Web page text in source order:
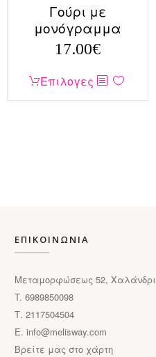
Γούρι με
μονόγραμμα
17.00€
Επιλογες
Αυτό
το
να
σελίδα
ΕΠΙΚΟΙΝΩΝΙΑ
Μεταμορφώσεως 52, Χαλάνδρι
T. 6989850098
Τ. 2117504504
E. info@melisway.com
Βρείτε μας στο χάρτη